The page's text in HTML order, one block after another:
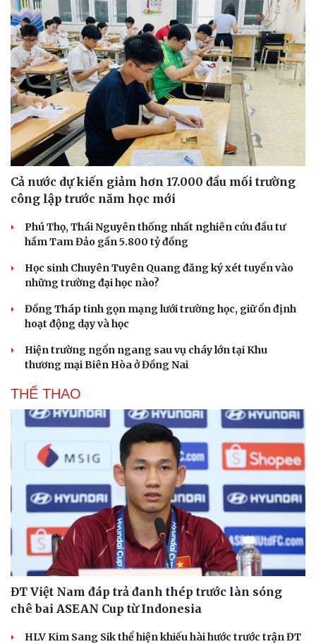
Cả nước dự kiến giảm hơn 17.000 đầu mối trường
công lập trước năm học mới
Phú Thọ, Thái Nguyên thống nhất nghiên cứu đầu tư
hầm Tam Đảo gần 5.800 tỷ đồng
Học sinh Chuyên Tuyên Quang đăng ký xét tuyển vào
những trường đại học nào?
Đồng Tháp tinh gọn mạng lưới trường học, giữ ổn định
hoạt động dạy và học
Hiện trường ngổn ngang sau vụ cháy lớn tại Khu
thương mại Biên Hòa ở Đồng Nai
THỂ THAO
ĐT Việt Nam đáp trả đanh thép trước làn sóng
chê bai ASEAN Cup từ Indonesia
HLV Kim Sang Sik thể hiện khiếu hài hước trước trận ĐT